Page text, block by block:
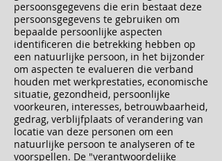
persoonsgegevens die erin bestaat deze
persoonsgegevens te gebruiken om
bepaalde persoonlijke aspecten
identificeren die betrekking hebben op
een natuurlijke persoon, in het bijzonder
om aspecten te evalueren die verband
houden met werkprestaties, economische
situatie, gezondheid, persoonlijke
voorkeuren, interesses, betrouwbaarheid,
gedrag, verblijfplaats of verandering van
locatie van deze personen om een
natuurlijke persoon te analyseren of te
voorspellen. De "verantwoordelijke